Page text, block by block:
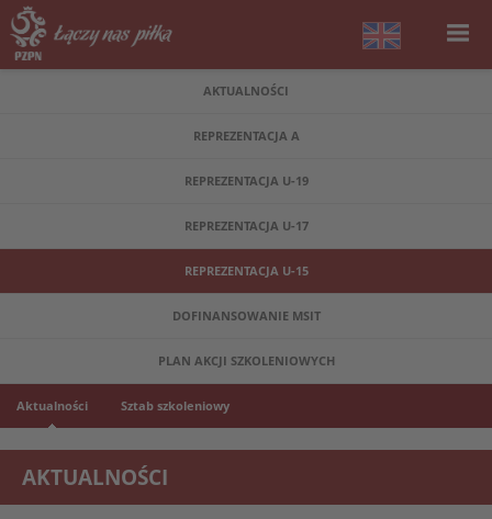
AKTUALNOŚCI
REPREZENTACJA A
REPREZENTACJA U-19
REPREZENTACJA U-17
REPREZENTACJA U-15
DOFINANSOWANIE MSIT
PLAN AKCJI SZKOLENIOWYCH
Aktualności Sztab szkoleniowy
AKTUALNOŚCI